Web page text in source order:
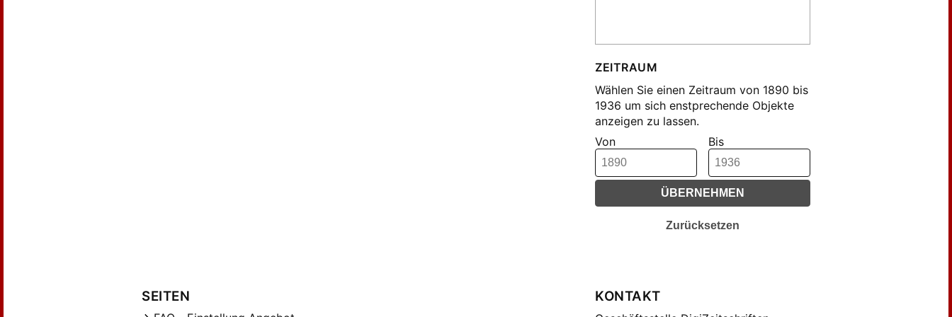
Dietrich , Waldemar (19)
Diller , Hans (27)
Fischer , Aloys (24)
Fischer , Hermann (12)
Friedrich , Johannes (25)
Geigenmüller , Paul (12)
Gropengießer , Hermann (18)
Grunsky, Karl (16)
Guggenheim , M. (12)
ZEITRAUM
Wählen Sie einen Zeitraum von 1890 bis
1936 um sich enstprechende Objekte
anzeigen zu lassen.
Von
Bis
ÜBERNEHMEN
Zurücksetzen
SEITEN KONTAKT